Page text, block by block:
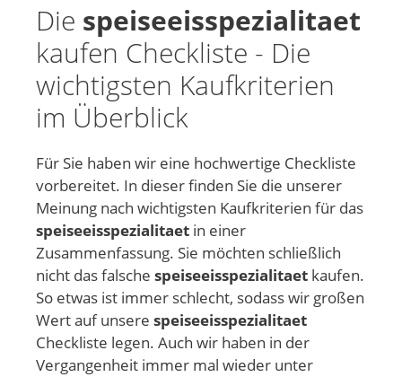
Die speiseeisspezialitaet
kaufen Checkliste - Die
wichtigsten Kaufkriterien
im Überblick
Für Sie haben wir eine hochwertige Checkliste
vorbereitet. In dieser finden Sie die unserer
Meinung nach wichtigsten Kaufkriterien für das
speiseeisspezialitaet in einer
Zusammenfassung. Sie möchten schließlich
nicht das falsche speiseeisspezialitaet kaufen.
So etwas ist immer schlecht, sodass wir großen
Wert auf unsere speiseeisspezialitaet
Checkliste legen. Auch wir haben in der
Vergangenheit immer mal wieder unter